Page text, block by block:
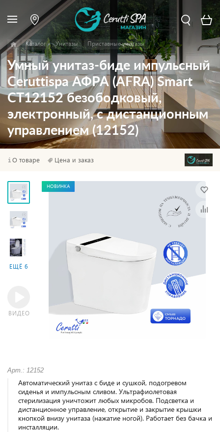
Каталог Унитазы Приставные унитазы
Умный унитаз-биде импульсный
Ceruttispa АФРА (AFRA) Smart
CT12152 безободковый,
электронный, с дистанционным
управлением (12152)
О товаре Цена и заказ
ЕЩЁ 6
ВИДЕО
НОВИНКА
Арт.: 12152
Автоматический унитаз с биде и сушкой, подогревом
сиденья и импульсным сливом. Ультрафиолетовая
стерилизация уничтожит любых микробов. Подсветка и
дистанционное управление, открытие и закрытие крышки
кнопкой внизу унитаза (нажатие ногой). Работает без бачка и
инсталляции.